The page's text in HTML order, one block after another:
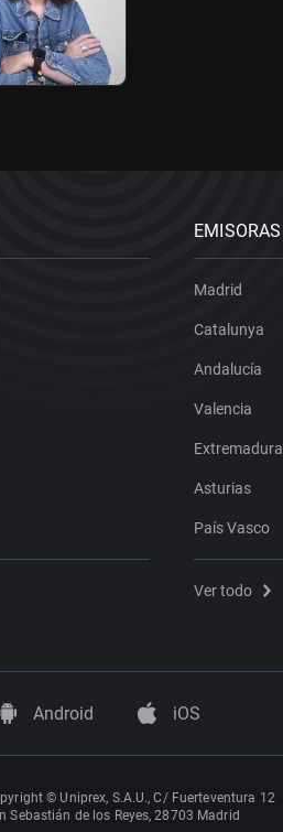
EMISORAS
Madrid
Catalunya
Andalucía
Valencia
Extremadura
Asturias
País Vasco
Ver todo
Android iOS
© Uniprex, S.A.U., C/ Fuerteventura 12
Sebastián de los Reyes, 28703 Madrid